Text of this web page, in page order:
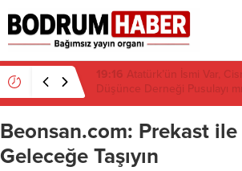
19:16 Atatürk’ün İsmi Var,
Düşünce Derneği Pusulayı mı
Navigasyon mu Bozuldu?
Beonsan.com: Prekast ile
Geleceğe Taşıyın